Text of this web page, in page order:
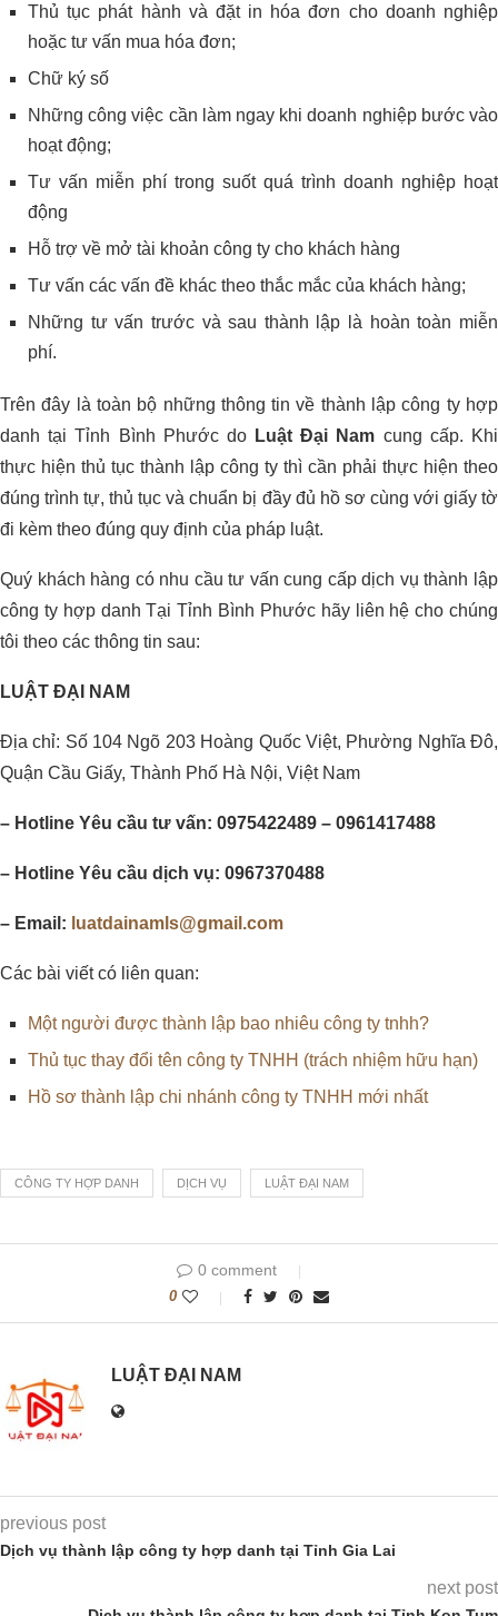
Thủ tục phát hành và đặt in hóa đơn cho doanh nghiệp
hoặc tư vấn mua hóa đơn;
Chữ ký số
Những công việc cần làm ngay khi doanh nghiệp bước vào
hoạt động;
Tư vấn miễn phí trong suốt quá trình doanh nghiệp hoạt
động
Hỗ trợ về mở tài khoản công ty cho khách hàng
Tư vấn các vấn đề khác theo thắc mắc của khách hàng;
Những tư vấn trước và sau thành lập là hoàn toàn miễn
phí.
Trên đây là toàn bộ những thông tin về thành lập công ty hợp
danh tại Tỉnh Bình Phước do Luật Đại Nam cung cấp. Khi
thực hiện thủ tục thành lập công ty thì cần phải thực hiện theo
đúng trình tự, thủ tục và chuẩn bị đầy đủ hồ sơ cùng với giấy tờ
đi kèm theo đúng quy định của pháp luật.
Quý khách hàng có nhu cầu tư vấn cung cấp dịch vụ thành lập
công ty hợp danh Tại Tỉnh Bình Phước hãy liên hệ cho chúng
tôi theo các thông tin sau:
LUẬT ĐẠI NAM
Địa chỉ: Số 104 Ngõ 203 Hoàng Quốc Việt, Phường Nghĩa Đô,
Quận Cầu Giấy, Thành Phố Hà Nội, Việt Nam
– Hotline Yêu cầu tư vấn: 0975422489 – 0961417488
– Hotline Yêu cầu dịch vụ: 0967370488
– Email: luatdainamls@gmail.com
Các bài viết có liên quan:
Một người được thành lập bao nhiêu công ty tnhh?
Thủ tục thay đổi tên công ty TNHH (trách nhiệm hữu hạn)
Hồ sơ thành lập chi nhánh công ty TNHH mới nhất
CÔNG TY HỢP DANH DỊCH VỤ LUẬT ĐẠI NAM
0 comment
0
LUẬT ĐẠI NAM
previous post
Dịch vụ thành lập công ty hợp danh tại Tỉnh Gia Lai
next post